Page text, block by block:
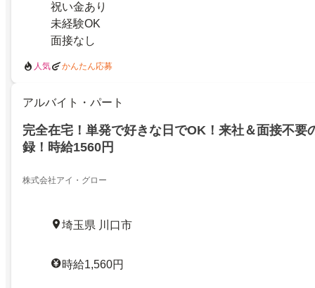
祝い金あり
未経験OK
面接なし
人気 かんたん応募
アルバイト・パート
完全在宅！単発で好きな日でOK！来社＆面接不要
録！時給1560円
株式会社アイ・グロー
埼玉県 川口市
時給1,560円